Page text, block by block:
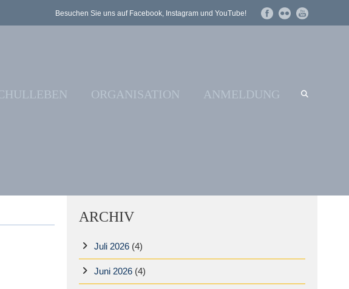
Besuchen Sie uns auf Facebook, Instagram und YouTube!
ORGANISATION ANMELDUNG
ARCHIV
Juli 2026(4)
Juni 2026(4)